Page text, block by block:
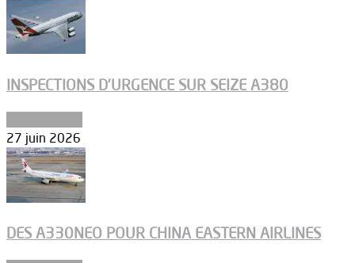
INSPECTIONS D’URGENCE SUR SEIZE A380
27 juin 2026
DES A330NEO POUR CHINA EASTERN AIRLINES